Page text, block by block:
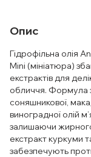
Опис
Гідрофільна олія
Mini (мініатюра)
екстрактів для
обличчя. Формула
соняшникової,
виноградної олій
залишаючи
екстракт куркуми
забезпечують